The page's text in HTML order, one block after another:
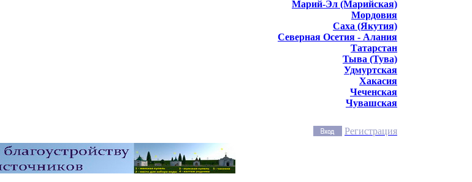
Марий-Эл (Марийская)
Мордовия
Саха (Якутия)
Северная Осетия - Алания
Татарстан
Тыва (Тува)
Удмуртская
Хакасия
Чеченская
Чувашская
Регистрация